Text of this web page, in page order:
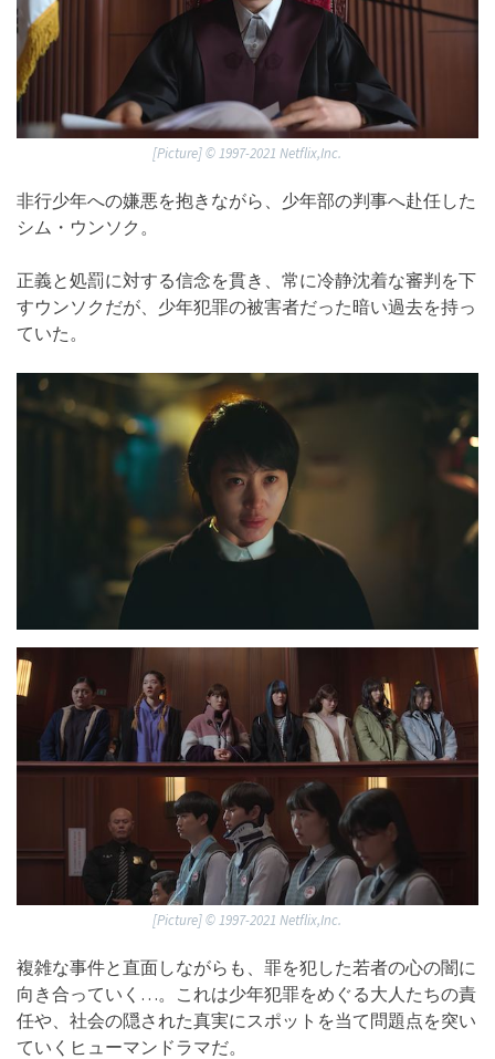
[Picture] ©︎ 1997-2021 Netflix,Inc.
非行少年への嫌悪を抱きながら、少年部の判事へ赴任した
シム・ウンソク。
正義と処罰に対する信念を貫き、常に冷静沈着な審判を下
すウンソクだが、少年犯罪の被害者だった暗い過去を持っ
ていた。
[Picture] ©︎ 1997-2021 Netflix,Inc.
複雑な事件と直面しながらも、罪を犯した若者の心の闇に
向き合っていく…。これは少年犯罪をめぐる大人たちの責
任や、社会の隠された真実にスポットを当て問題点を突い
ていくヒューマンドラマだ。